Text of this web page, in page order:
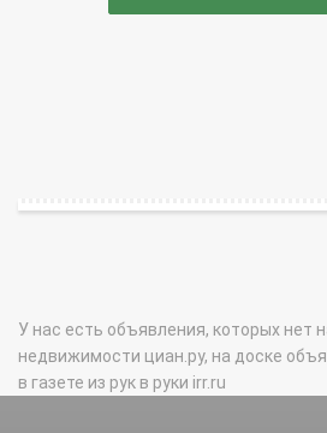
У нас есть объявления, которых нет
недвижимости циан.ру, на доске
в газете из рук в руки irr.ru